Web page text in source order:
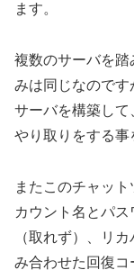
ます。
複数のサーバを踏
みは同じなので
サーバを構築し
やり取りをする事
またこのチャッ
カウント名とパ
（取れず）、リ
み合わせた回復